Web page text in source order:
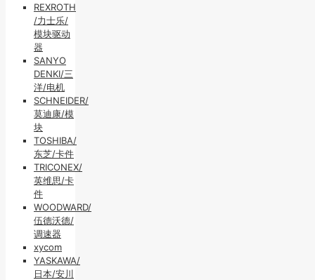
REXROTH
/力士乐/
模块驱动
器
SANYO
DENKI/三
洋/电机
SCHNEIDER/
莫迪康/模
块
TOSHIBA/
东芝/卡件
TRICONEX/
英维思/卡
件
WOODWARD/
伍德沃德/
调速器
xycom
YASKAWA/
日本/安川